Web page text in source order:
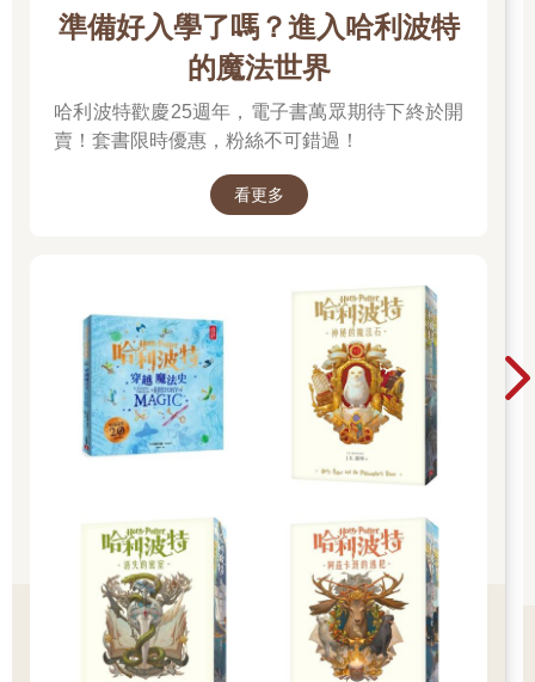
節子當然也可以這麼想，可如果這麼想下去，未免過於合情合
飯店大廳，咖啡廳，機場候機室，有時是在意外的僻靜街角，在
這種地方偶遇和交談兩三分鐘時，節子總是不由自主瞥向土屋的
嘴唇。他的嘴唇正好在節子眼睛的高度。冬天遇見時嘴唇龜裂。
夏天遇見時嘴唇乾燥。節子體驗過的是夏天的唇。
就什麼事也沒有地各分東西過日子，並未感到那麼遺憾。那是即
使在非詩人的人身上，也會一度降臨的詩意體驗。
準備好入學了嗎？進入哈利波特
的魔法世界
哈利波特歡慶25週年，電子書萬眾期待下終於開
賣！套書限時優惠，粉絲不可錯過！
看更多